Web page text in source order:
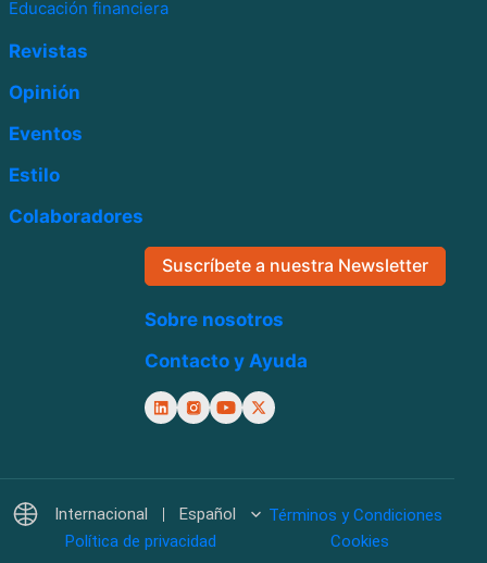
Educación financiera
Revistas
Opinión
Eventos
Estilo
Colaboradores
Suscríbete a nuestra Newsletter
Sobre nosotros
Contacto y Ayuda
Internacional Español
Términos y Condiciones
Política de privacidad
Cookies